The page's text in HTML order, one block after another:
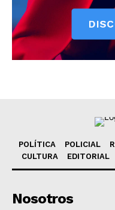
POLÍTICA POLICIAL
CULTURA
EDITORIAL
Nosotros